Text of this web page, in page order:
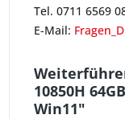
Tel. 0711 6569
E-Mail:
10850H
Win11"